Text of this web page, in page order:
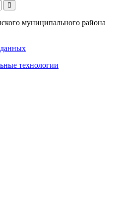
муниципального района
технологии